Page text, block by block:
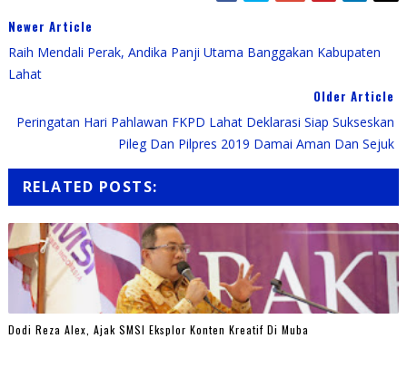
Newer Article
Raih Mendali Perak, Andika Panji Utama Banggakan Kabupaten
Lahat
Older Article
Peringatan Hari Pahlawan FKPD Lahat Deklarasi Siap Sukseskan
Pileg Dan Pilpres 2019 Damai Aman Dan Sejuk
RELATED POSTS:
Dodi Reza Alex, Ajak SMSI Eksplor Konten Kreatif Di Muba